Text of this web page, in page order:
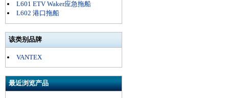
L601 ETV Waker应急拖船
L602 港口拖船
该类别品牌
VANTEX
最近浏览产品